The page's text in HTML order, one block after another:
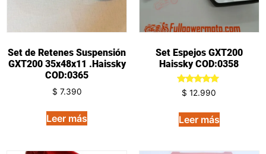
Set de Retenes Suspensión
GXT200 35x48x11 .Haissky
COD:0365
$ 7.390
Leer más
Set Espejos GXT200
Haissky COD:0358
Valorado
en
de 5
$ 12.990
Leer más